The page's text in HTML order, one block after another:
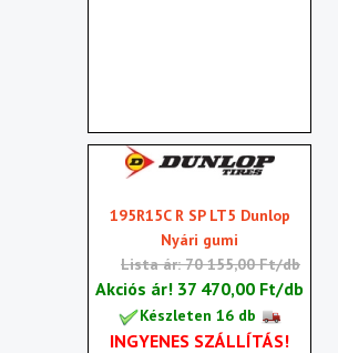
195R15C R SP LT5 Dunlop
Nyári gumi
Lista ár: 70 155,00 Ft/db
Akciós ár! 37 470,00 Ft/db
Készleten 16 db
INGYENES SZÁLLÍTÁS!